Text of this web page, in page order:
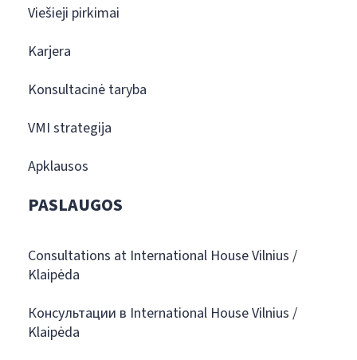
Viešieji pirkimai
Karjera
Konsultacinė taryba
VMI strategija
Apklausos
PASLAUGOS
Consultations at International House Vilnius /
Klaipėda
Консультации в International House Vilnius /
Klaipėda